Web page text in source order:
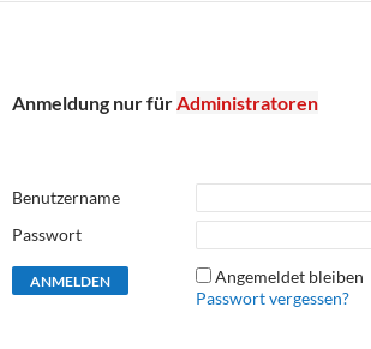
Anmeldung nur fürAdministratoren
Benutzername
Passwort
Angemeldet bleiben
Passwort vergessen?